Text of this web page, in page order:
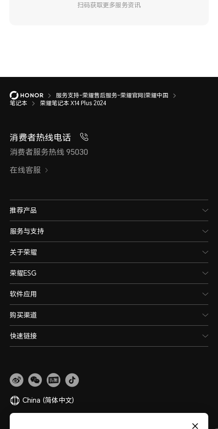
扫码获取更多服务资讯
服务支持-荣耀售后服务-荣耀官网|荣耀中国
笔记本
荣耀笔记本 X14 Plus 2024
消费者热线电话
消费者服务热线 95030
在线客服
推荐产品
服务与支持
关于荣耀
荣耀ESG
软件应用
购买渠道
快速链接
China (简体中文)